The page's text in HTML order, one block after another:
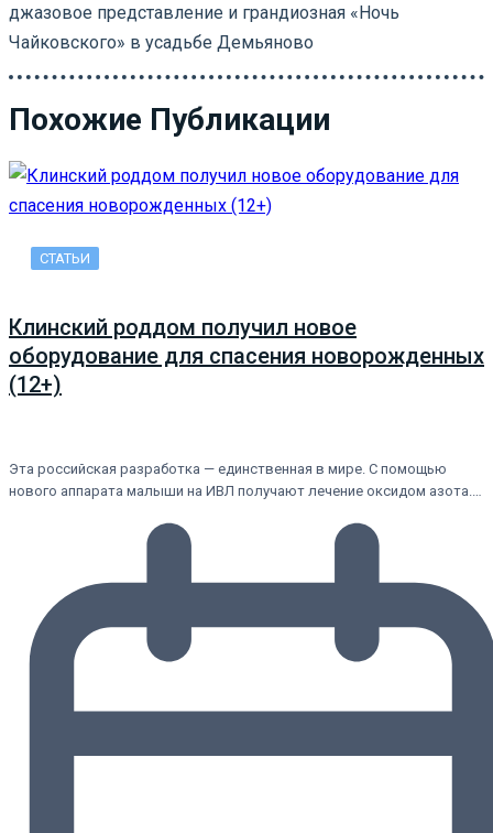
джазовое представление и грандиозная «Ночь
Чайковского» в усадьбе Демьяново
Похожие Публикации
СТАТЬИ
Клинский роддом получил новое
оборудование для спасения новорожденных
(12+)
Эта российская разработка — единственная в мире. С помощью
нового аппарата малыши на ИВЛ получают лечение оксидом азота.…